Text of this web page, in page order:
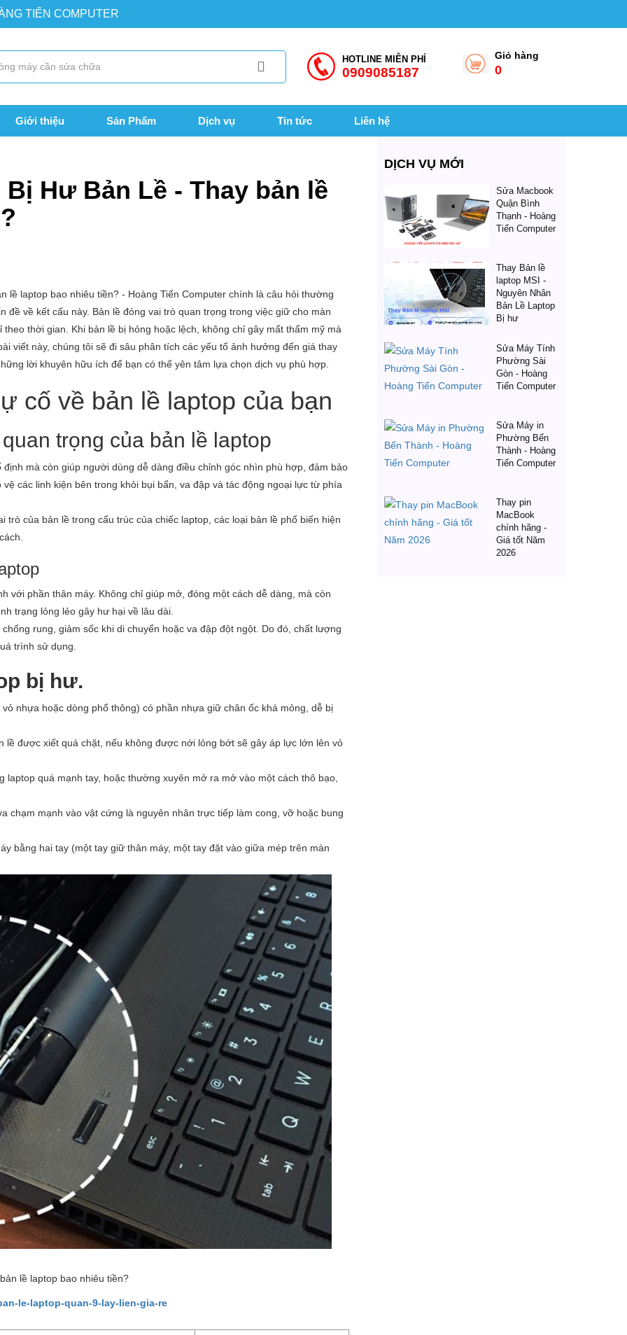
TIẾN COMPUTER
Giỏ hàng
0
HOTLINE MIỄN PHÍ
0909085187
Giới thiệu Sản Phẩm Dịch vụ Tin tức Liên hệ
Hư Bản Lề - Thay bản lề
lề laptop bao nhiêu tiền? - Hoàng Tiến Computer chính là câu hỏi thường
về kết cấu này. Bản lề đóng vai trò quan trọng trong việc giữ cho màn
thời gian. Khi bản lề bị hỏng hoặc lệch, không chỉ gây mất thẩm mỹ mà
viết này, chúng tôi sẽ đi sâu phân tích các yếu tố ảnh hưởng đến giá thay
lời khuyên hữu ích để bạn có thể yên tâm lựa chọn dịch vụ phù hợp.
cố về bản lề laptop của bạn
trọng của bản lề laptop
mà còn giúp người dùng dễ dàng điều chỉnh góc nhìn phù hợp, đảm bảo
các linh kiện bên trong khỏi bụi bẩn, va đập và tác động ngoại lực từ phía
trò của bản lề trong cấu trúc của chiếc laptop, các loại bản lề phổ biến hiện
với phần thân máy. Không chỉ giúp mở, đóng một cách dễ dàng, mà còn
trạng lỏng lẻo gây hư hại về lâu dài.
rung, giảm sốc khi di chuyển hoặc va đập đột ngột. Do đó, chất lượng
trình sử dụng.
bị hư.
nhựa hoặc dòng phổ thông) có phần nhựa giữ chân ốc khá mỏng, dễ bị
lề được xiết quá chặt, nếu không được nới lỏng bớt sẽ gây áp lực lớn lên vỏ
laptop quá mạnh tay, hoặc thường xuyên mở ra mở vào một cách thô bạo,
chạm mạnh vào vật cứng là nguyên nhân trực tiếp làm cong, vỡ hoặc bung
bằng hai tay (một tay giữ thân máy, một tay đặt vào giữa mép trên màn
lề laptop bao nhiêu tiền?
le-laptop-quan-9-lay-lien-gia-re
DỊCH VỤ MỚI
Sửa Macbook
Quận Bình
Thạnh - Hoàng
Tiến Computer
Thay Bản lề
laptop MSI -
Nguyên Nhân
Bản Lề Laptop
Bị hư
Sửa Máy Tính
Phường Sài
Gòn - Hoàng
Tiến Computer
Sửa Máy in
Phường Bến
Thành - Hoàng
Tiến Computer
Thay pin
MacBook
chính hãng -
Giá tốt Năm
2026